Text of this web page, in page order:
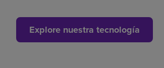
Explore nuestra tecnología